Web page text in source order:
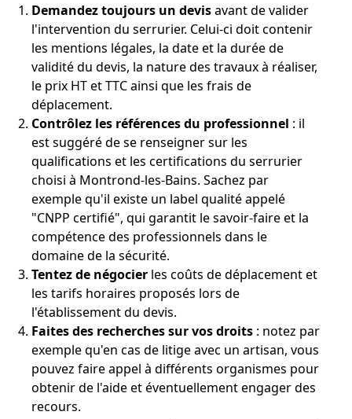
Demandez toujours un devisavant de valider
l'intervention du serrurier. Celui-ci doit contenir
les mentions légales, la date et la durée de
validité du devis, la nature des travaux à réaliser,
le prix HT et TTC ainsi que les frais de
déplacement.
Contrôlez les références du professionnel : il
est suggéré de se renseigner sur les
qualifications et les certifications du serrurier
choisi à Montrond-les-Bains. Sachez par
exemple qu'il existe un label qualité appelé
"CNPP certifié", qui garantit le savoir-faire et la
compétence des professionnels dans le
domaine de la sécurité.
Tentez de négocier les coûts de déplacement et
les tarifs horaires proposés lors de
l'établissement du devis.
Faites des recherches sur vos droits : notez par
exemple qu'en cas de litige avec un artisan, vous
pouvez faire appel à différents organismes pour
obtenir de l'aide et éventuellement engager des
recours.